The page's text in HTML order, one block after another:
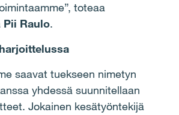
toteaa
Pii Raulo.
saavat tuekseen nimetyn
yhdessä suunnitellaan
Jokainen kesätyöntekijä